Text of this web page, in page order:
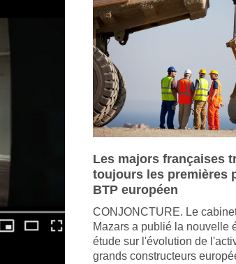
Les majors françaises
toujours les premières
BTP européen
CONJONCTURE. Le
Mazars a publié la nouvelle
étude sur l'évolution de
grands constructeurs